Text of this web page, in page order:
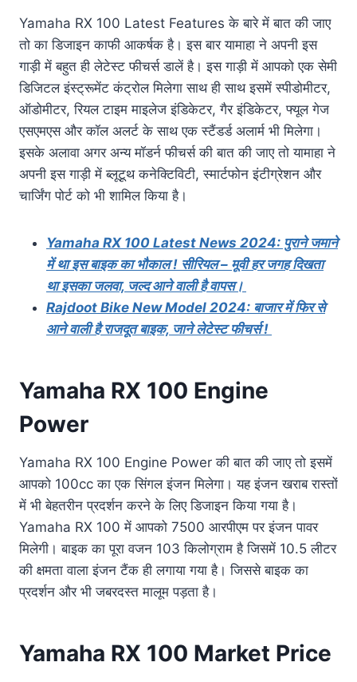
Yamaha RX 100 Latest Features के बारे में बात की जाए
तो का डिजाइन काफी आकर्षक है। इस बार यामाहा ने अपनी इस
गाड़ी में बहुत ही लेटेस्ट फीचर्स डालें है। इस गाड़ी में आपको एक सेमी
डिजिटल इंस्ट्रूमेंट कंट्रोल मिलेगा साथ ही साथ इसमें स्पीडोमीटर,
ऑडोमीटर, रियल टाइम माइलेज इंडिकेटर, गैर इंडिकेटर, फ्यूल गेज
एसएमएस और कॉल अलर्ट के साथ एक स्टैंडर्ड अलार्म भी मिलेगा।
इसके अलावा अगर अन्य मॉडर्न फीचर्स की बात की जाए तो यामाहा ने
अपनी इस गाड़ी में ब्लूटूथ कनेक्टिविटी, स्मार्टफोन इंटीग्रेशन और
चार्जिंग पोर्ट को भी शामिल किया है।
Yamaha RX 100 Latest News 2024: पुराने जमाने
में था इस बाइक का भौकाल ! सीरियल – मूवी हर जगह दिखता
था इसका जलवा, जल्द आने वाली है वापस।
Rajdoot Bike New Model 2024: बाजार में फिर से
आने वाली है राजदूत बाइक, जाने लेटेस्ट फीचर्स !
Yamaha RX 100 Engine
Power
Yamaha RX 100 Engine Power की बात की जाए तो इसमें
आपको 100cc का एक सिंगल इंजन मिलेगा। यह इंजन खराब रास्तों
में भी बेहतरीन प्रदर्शन करने के लिए डिजाइन किया गया है।
Yamaha RX 100 में आपको 7500 आरपीएम पर इंजन पावर
मिलेगी। बाइक का पूरा वजन 103 किलोग्राम है जिसमें 10.5 लीटर
की क्षमता वाला इंजन टैंक ही लगाया गया है। जिससे बाइक का
प्रदर्शन और भी जबरदस्त मालूम पड़ता है।
Yamaha RX 100 Market Price